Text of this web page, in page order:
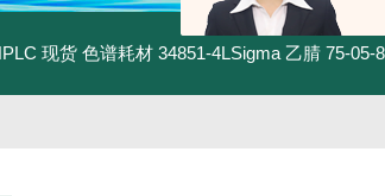
现货 色谱耗材 34851-4LSigma 乙腈 75-05-